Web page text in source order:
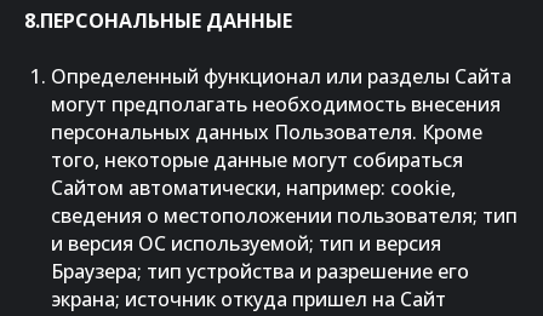
8.ПЕРСОНАЛЬНЫЕ ДАННЫЕ
Определенный функционал или разделы Сайта
могут предполагать необходимость внесения
персональных данных Пользователя. Кроме
того, некоторые данные могут собираться
Сайтом автоматически, например: cookie,
сведения о местоположении пользователя; тип
и версия ОС используемой; тип и версия
Браузера; тип устройства и разрешение его
экрана; источник откуда пришел на Сайт